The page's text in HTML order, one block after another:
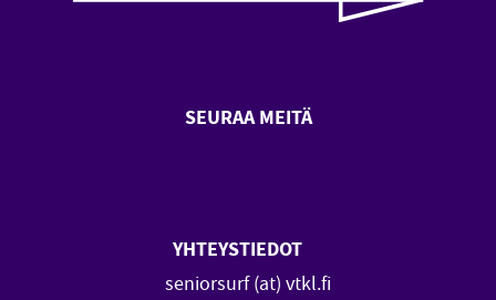
SEURAA MEITÄ
YHTEYSTIEDOT
seniorsurf (at) vtkl.fi